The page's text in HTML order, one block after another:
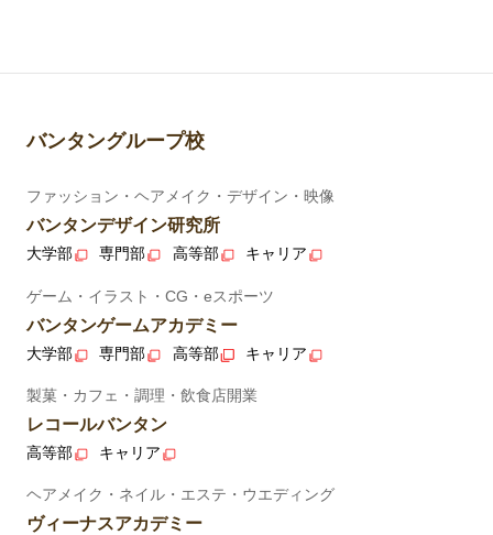
バンタングループ校
ファッション・ヘアメイク・デザイン・映像
バンタンデザイン研究所
大学部 専門部 高等部 キャリア
ゲーム・イラスト・CG・eスポーツ
バンタンゲームアカデミー
大学部 専門部 高等部 キャリア
製菓・カフェ・調理・飲食店開業
レコールバンタン
高等部 キャリア
ヘアメイク・ネイル・エステ・ウエディング
ヴィーナスアカデミー